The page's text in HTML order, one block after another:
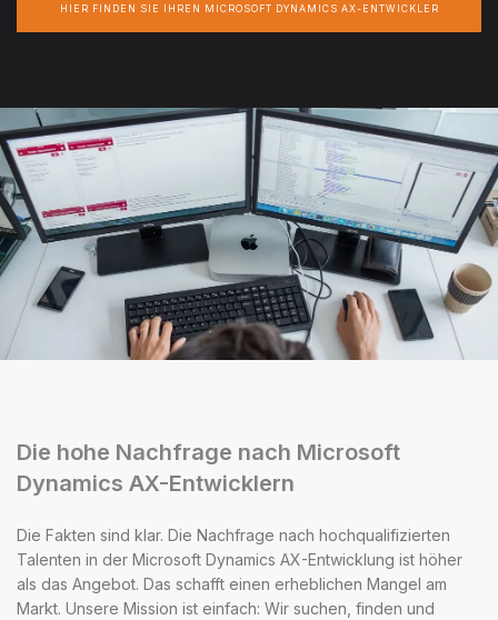
HIER FINDEN SIE IHREN MICROSOFT DYNAMICS AX-ENTWICKLER
Die hohe Nachfrage nach Microsoft
Dynamics AX-Entwicklern
Die Fakten sind klar. Die Nachfrage nach hochqualifizierten
Talenten in der Microsoft Dynamics AX-Entwicklung ist höher
als das Angebot. Das schafft einen erheblichen Mangel am
Markt. Unsere Mission ist einfach: Wir suchen, finden und